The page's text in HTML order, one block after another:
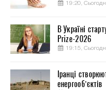
19:20,
В Україні
Prize-2026
19:15,
Іранці
енергооб’єктів